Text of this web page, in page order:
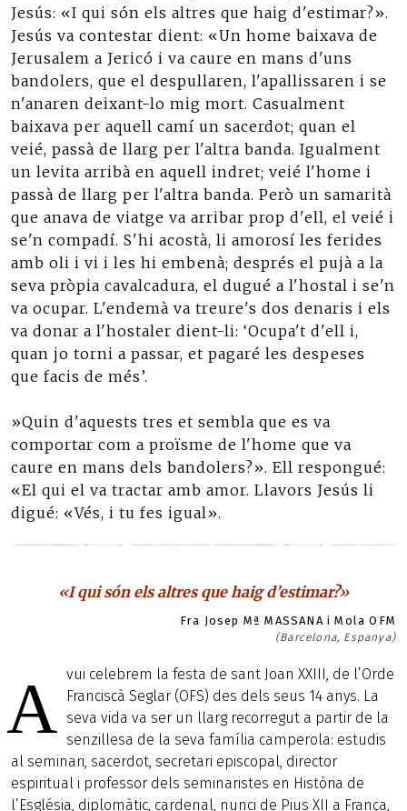
Jesús: «I qui són els altres que haig d'estimar?».
Jesús va contestar dient: «Un home baixava de
Jerusalem a Jericó i va caure en mans d'uns
bandolers, que el despullaren, l'apallissaren i se
n'anaren deixant-lo mig mort. Casualment
baixava per aquell camí un sacerdot; quan el
veié, passà de llarg per l'altra banda. Igualment
un levita arribà en aquell indret; veié l'home i
passà de llarg per l'altra banda. Però un samarità
que anava de viatge va arribar prop d'ell, el veié i
se'n compadí. S'hi acostà, li amorosí les ferides
amb oli i vi i les hi embenà; després el pujà a la
seva pròpia cavalcadura, el dugué a l'hostal i se'n
va ocupar. L'endemà va treure's dos denaris i els
va donar a l'hostaler dient-li: ‘Ocupa't d'ell i,
quan jo torni a passar, et pagaré les despeses
que facis de més’.
»Quin d'aquests tres et sembla que es va
comportar com a proïsme de l'home que va
caure en mans dels bandolers?». Ell respongué:
«El qui el va tractar amb amor. Llavors Jesús li
digué: «Vés, i tu fes igual».
«I qui són els altres que haig d’estimar?»
Fra Josep Mª MASSANA i Mola OFM
(Barcelona, Espanya)
A vui celebrem la festa de sant Joan XXIII, de l’Orde
Franciscà Seglar (OFS) des dels seus 14 anys. La
seva vida va ser un llarg recorregut a partir de la
senzillesa de la seva família camperola: estudis
al seminari, sacerdot, secretari episcopal, director
espiritual i professor dels seminaristes en Història de
l’Església, diplomàtic, cardenal, nunci de Pius XII a França,